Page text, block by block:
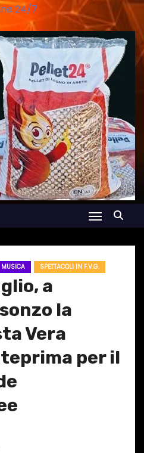
24/7
MUSICA SPETTACOLI IN F.V.G.
a
la
Vera
per il